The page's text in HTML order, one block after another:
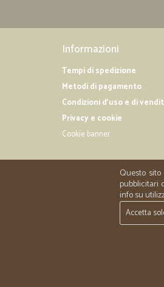
Informazioni
Tempi di spedizione
Metodi di pagamento
Condizioni d'uso e di
Privacy e cookie
Cookie banner
Questo
pubblicitari
info su
Accetta